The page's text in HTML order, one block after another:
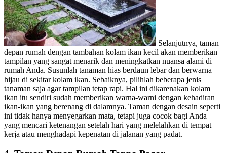
Selanjutnya, taman
depan rumah dengan tambahan kolam ikan kecil akan memberikan
tampilan yang sangat menarik dan meningkatkan nuansa alami di
rumah Anda. Susunlah tanaman hias berdaun lebar dan berwarna
hijau di sekitar kolam ikan. Sebaiknya, pilihlah beberapa jenis
tanaman saja agar tampilan tetap rapi. Hal ini dikarenakan kolam
ikan itu sendiri sudah memberikan warna-warni dengan kehadiran
ikan-ikan yang berenang di dalamnya. Taman dengan desain seperti
ini tidak hanya menyegarkan mata, tetapi juga cocok bagi Anda
yang mencari ketenangan setelah hari yang melelahkan di tempat
kerja atau menghadapi kepenatan di jalanan yang padat.